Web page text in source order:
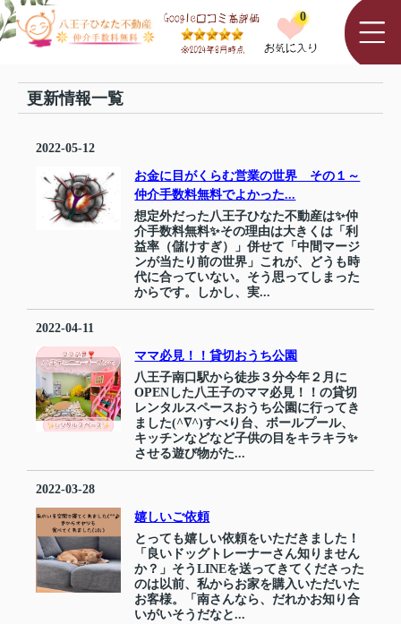
0
更新情報一覧
2022-05-12
お金に目がくらむ営業の世界 その１～
仲介手数料無料でよかった...
想定外だった八王子ひなた不動産は✨仲
介手数料無料✨その理由は大きくは「利
益率（儲けすぎ）」併せて「中間マージ
ンが当たり前の世界」これが、どうも時
代に合っていない。そう思ってしまった
からです。しかし、実...
2022-04-11
ママ必見！！貸切おうち公園
八王子南口駅から徒歩３分今年２月に
OPENした八王子のママ必見！！の貸切
レンタルスペースおうち公園に行ってき
ました(^∇^)すべり台、ボールプール、
キッチンなどなど子供の目をキラキラ✨
させる遊び物がた...
2022-03-28
嬉しいご依頼
とっても嬉しい依頼をいただきました！
「良いドッグトレーナーさん知りません
か？」そうLINEを送ってきてくださった
のは以前、私からお家を購入いただいた
お客様。「南さんなら、だれかお知り合
いがいそうだなと...